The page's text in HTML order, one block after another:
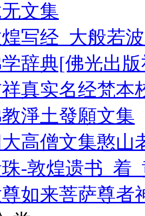
文集
写经_大般若
辞典[佛光出
真实名经梵本
淨土發願文集
高僧文集憨山
-敦煌遗书_着
如来菩萨尊者